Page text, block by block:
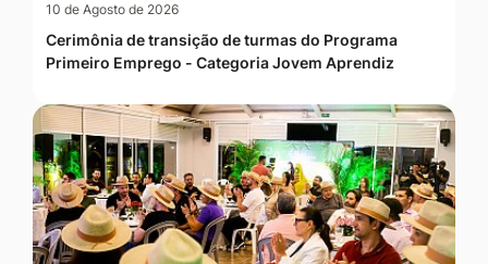
10 de Agosto de 2026
Cerimônia de transição de turmas do Programa
Primeiro Emprego - Categoria Jovem Aprendiz